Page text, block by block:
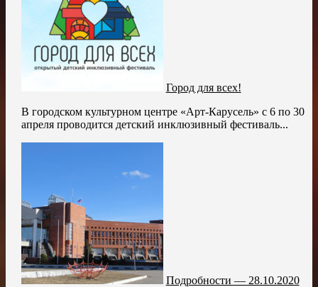
Город для всех!
В городском культурном центре «Арт-Карусель» с 6 по 30
апреля проводится детский инклюзивный фестиваль...
Подробности — 28.10.2020